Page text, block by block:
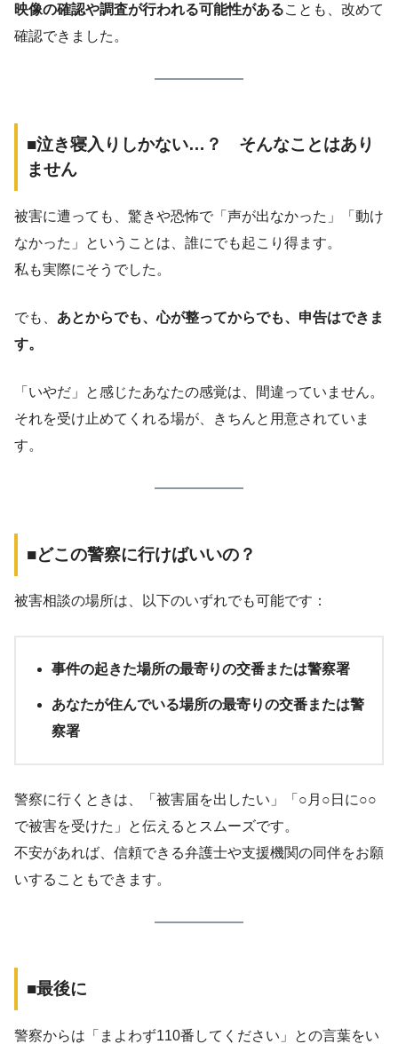
映像の確認や調査が行われる可能性があることも、改めて
確認できました。
■泣き寝入りしかない…？ そんなことはあり
ません
被害に遭っても、驚きや恐怖で「声が出なかった」「動け
なかった」ということは、誰にでも起こり得ます。
私も実際にそうでした。
でも、 あとからでも、心が整ってからでも、申告はできま
す。
「いやだ」と感じたあなたの感覚は、間違っていません。
それを受け止めてくれる場が、きちんと用意されていま
す。
■どこの警察に行けばいいの？
被害相談の場所は、以下のいずれでも可能です：
事件の起きた場所の最寄りの交番または警察署
あなたが住んでいる場所の最寄りの交番または警
察署
警察に行くときは、「被害届を出したい」「○月○日に○○
で被害を受けた」と伝えるとスムーズです。
不安があれば、信頼できる弁護士や支援機関の同伴をお願
いすることもできます。
■最後に
警察からは「まよわず110番してください」との言葉をい